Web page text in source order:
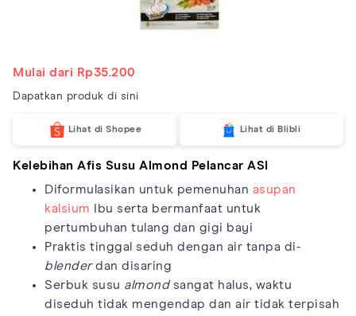
Mulai dari Rp35.200
Dapatkan produk di sini
Lihat di Shopee Lihat di Blibli
Kelebihan Afis Susu Almond Pelancar ASI
Diformulasikan untuk pemenuhan asupan
kalsium Ibu serta bermanfaat untuk
pertumbuhan tulang dan gigi bayi
Praktis tinggal seduh dengan air tanpa di-
blenderdan disaring
Serbuk susu almondsangat halus, waktu
diseduh tidak mengendap dan air tidak terpisah